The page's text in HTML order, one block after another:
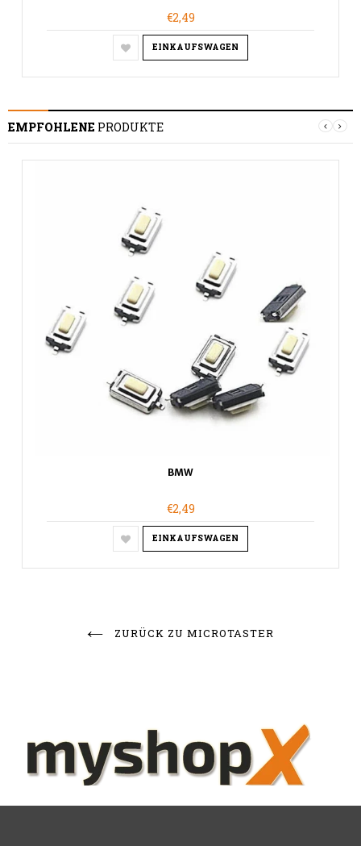
€2,49
EINKAUFSWAGEN
EMPFOHLENE PRODUKTE
BMW
€2,49
EINKAUFSWAGEN
ZURÜCK ZU MICROTASTER